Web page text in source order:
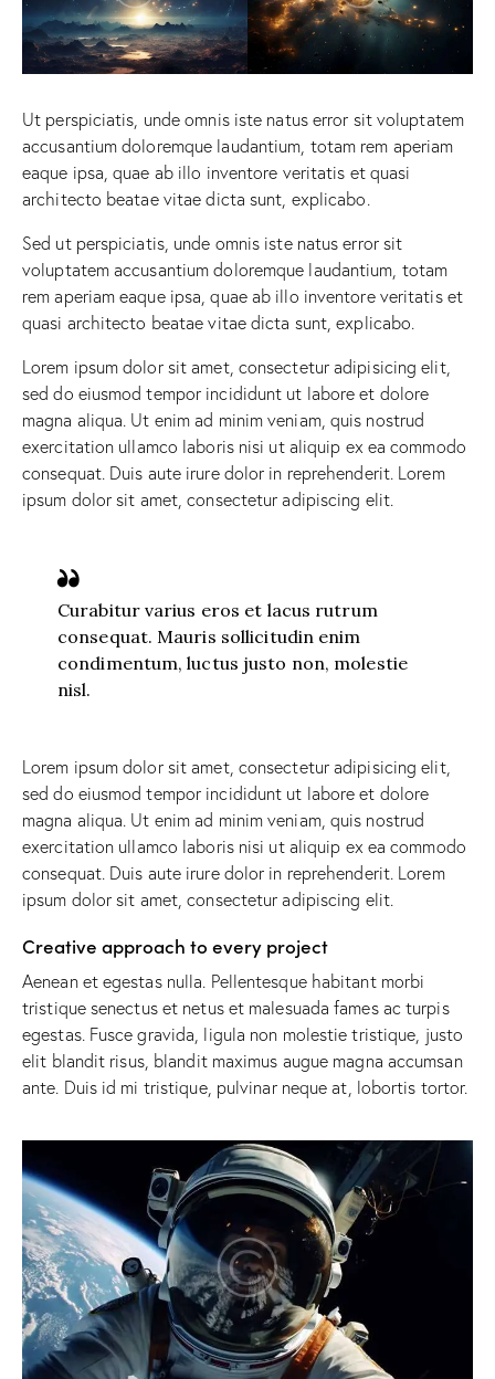
Ut perspiciatis, unde omnis iste natus error sit voluptatem
accusantium doloremque laudantium, totam rem aperiam
eaque ipsa, quae ab illo inventore veritatis et quasi
architecto beatae vitae dicta sunt, explicabo.
Sed ut perspiciatis, unde omnis iste natus error sit
voluptatem accusantium doloremque laudantium, totam
rem aperiam eaque ipsa, quae ab illo inventore veritatis et
quasi architecto beatae vitae dicta sunt, explicabo.
Lorem ipsum dolor sit amet, consectetur adipisicing elit,
sed do eiusmod tempor incididunt ut labore et dolore
magna aliqua. Ut enim ad minim veniam, quis nostrud
exercitation ullamco laboris nisi ut aliquip ex ea commodo
consequat. Duis aute irure dolor in reprehenderit. Lorem
ipsum dolor sit amet, consectetur adipiscing elit.
Curabitur varius eros et lacus rutrum
consequat. Mauris sollicitudin enim
condimentum, luctus justo non, molestie
nisl.
Lorem ipsum dolor sit amet, consectetur adipisicing elit,
sed do eiusmod tempor incididunt ut labore et dolore
magna aliqua. Ut enim ad minim veniam, quis nostrud
exercitation ullamco laboris nisi ut aliquip ex ea commodo
consequat. Duis aute irure dolor in reprehenderit. Lorem
ipsum dolor sit amet, consectetur adipiscing elit.
Creative approach to every project
Aenean et egestas nulla. Pellentesque habitant morbi
tristique senectus et netus et malesuada fames ac turpis
egestas. Fusce gravida, ligula non molestie tristique, justo
elit blandit risus, blandit maximus augue magna accumsan
ante. Duis id mi tristique, pulvinar neque at, lobortis tortor.